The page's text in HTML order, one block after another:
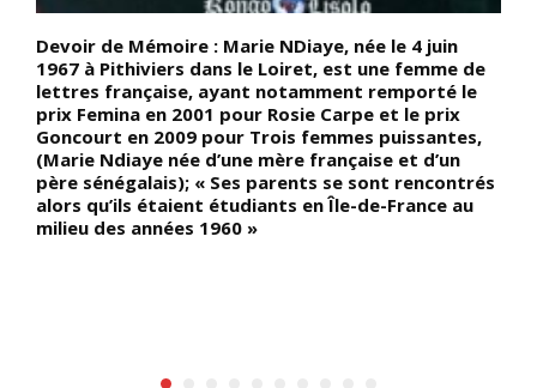
Devoir de Mémoire : Marie NDiaye, née le 4 juin
1967 à Pithiviers dans le Loiret, est une femme de
lettres française, ayant notamment remporté le
prix Femina en 2001 pour Rosie Carpe et le prix
Goncourt en 2009 pour Trois femmes puissantes,
(Marie Ndiaye née d’une mère française et d’un
père sénégalais); « Ses parents se sont rencontrés
alors qu’ils étaient étudiants en Île-de-France au
milieu des années 1960 »